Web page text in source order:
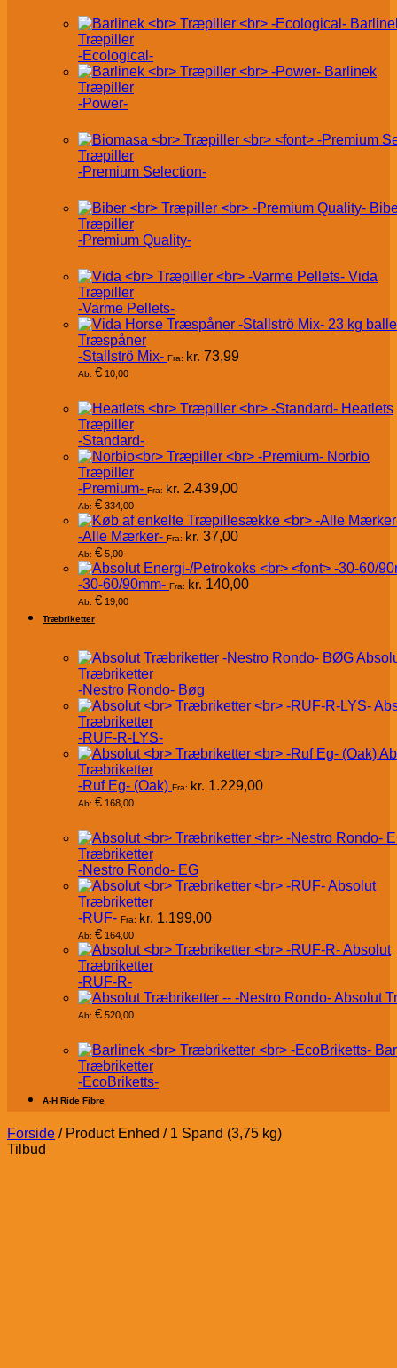
Træpiller
-Ecological-
Barlinek
Træpiller
-Power-
Træpiller
-Premium Selection-
Træpiller
-Premium Quality-
Vida
Træpiller
-Varme Pellets-
Træspåner
-Stallströ Mix- Fra: kr. 73,99
Ab: € 10,00
Heatlets
Træpiller
-Standard-
Norbio
Træpiller
-Premium- Fra: kr. 2.439,00
Ab: € 334,00
-Alle Mærker- Fra: kr. 37,00
Ab: € 5,00
-30-60/90mm- Fra: kr. 140,00
Ab: € 19,00
Træbriketter
Træbriketter
-Nestro Rondo- Bøg
Træbriketter
-RUF-R-LYS-
Træbriketter
-Ruf Eg- (Oak) Fra: kr. 1.229,00
Ab: € 168,00
Træbriketter
-Nestro Rondo- EG
Absolut
Træbriketter
-RUF- Fra: kr. 1.199,00
Ab: € 164,00
Absolut
Træbriketter
-RUF-R-
Absolut
Ab: € 520,00
Træbriketter
-EcoBriketts-
A-H Ride Fibre
Forside /Product Enhed /1 Spand (3,75 kg)
Tilbud